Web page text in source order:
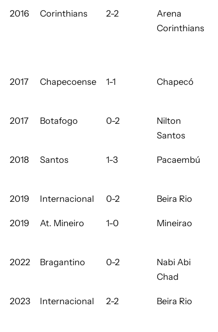
2016 Corinthians 2-2
Arena
Corinthians
2017 Chapecoense 1-1 Chapecó
2017 Botafogo 0-2
Nilton
Santos
2018 Santos 1-3 Pacaembú
2019 Internacional 0-2 Beira Rio
2019 At. Mineiro 1-0 Mineirao
2022 Bragantino 0-2
Nabi Abi
Chad
2023 Internacional 2-2 Beira Rio